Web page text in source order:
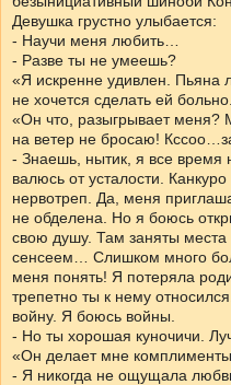
Девушка грустно улыбается:
- Научи меня любить…
- Разве ты не умеешь?
«Я искренне удивлен. Пьяна
не хочется сделать ей
«Он что, разыгрывает меня?
на ветер не бросаю!
- Знаешь, нытик, я все время
валюсь от усталости.
нервотреп. Да, меня
не обделена. Но я боюсь
свою душу. Там заняты места
сенсеем… Слишком много
меня понять! Я потеряла
трепетно ты к нему
войну. Я боюсь войны.
- Но ты хорошая куночичи.
«Он делает мне
- Я никогда не ощущала